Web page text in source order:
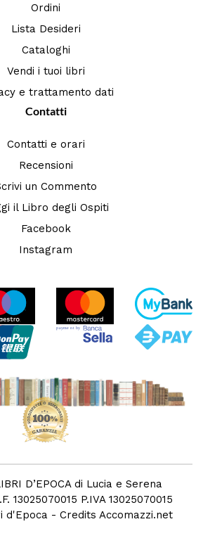
Ordini
Lista Desideri
Cataloghi
Vendi i tuoi libri
e trattamento dati
Contatti
Contatti e orari
Recensioni
un Commento
il Libro degli Ospiti
Facebook
Instagram
D’EPOCA di Lucia e Serena
13025070015 P.IVA 13025070015
d'Epoca - Credits Accomazzi.net